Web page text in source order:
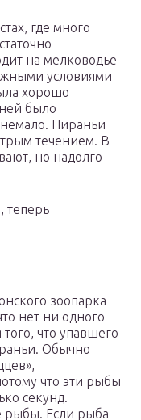
где много
на мелководье
условиями
хорошо
было
немало. Пираньи
течением. В
но надолго
теперь
зоопарка
нет ни одного
что упавшего
Обычно
что эти рыбы
секунд.
рыбы. Если рыба